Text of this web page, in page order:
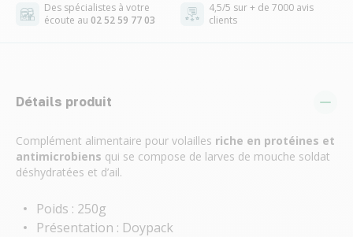
Des spécialistes à votre
écoute au 02 52 59 77 03
4,5/5 sur + de 7000 avis
clients
Détails produit
Complément alimentaire pour volailles riche en protéines et
antimicrobiens qui se compose de larves de mouche soldat
déshydratées et d’ail.
Poids : 250g
Présentation : Doypack